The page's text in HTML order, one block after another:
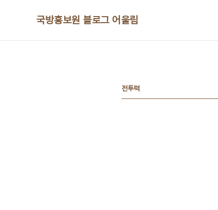
국방홍보원 블로그 어울림
전투력